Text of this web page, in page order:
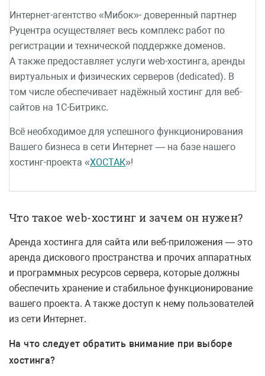
Интернет-агентство «Мибок»- доверенный партнер
Руцентра осуществляет весь комплекс работ по
регистрации и технической поддержке доменов.
А также предоставляет услуги web-хостинга, аренды
виртуальных и физических серверов (dedicated). В
том числе обеспечивает надёжный хостинг для веб-
сайтов на 1С-Битрикс.
Всё необходимое для успешного функционирования
Вашего бизнеса в сети Интернет — на базе нашего
хостинг-проекта «ХОСТАК»!
Что такое web-хостинг и зачем он нужен?
Аренда хостинга для сайта или веб-приложения — это
аренда дискового пространства и прочих аппаратных
и программных ресурсов сервера, которые должны
обеспечить хранение и стабильное функционирование
вашего проекта. А также доступ к нему пользователей
из сети Интернет.
На что следует обратить внимание при выборе
хостинга?